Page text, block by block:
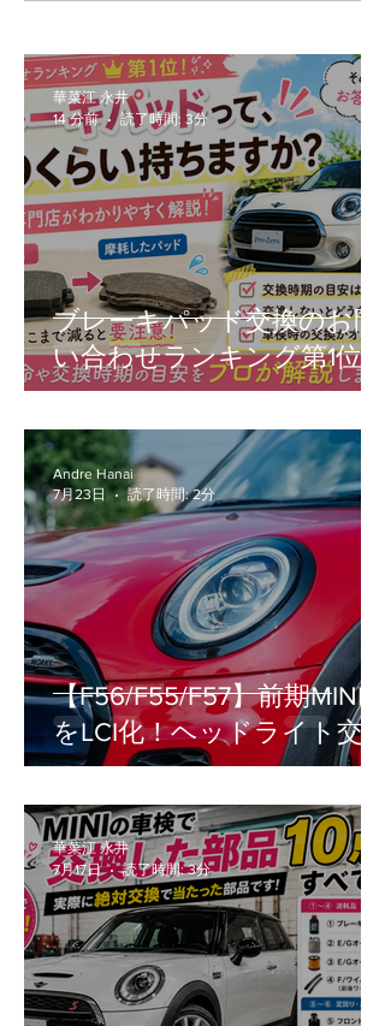
ご紹介！
ブレーキパッド交換のお問
い合わせランキング第1位！
華菜江 永井
14 分前
読了時間: 3分
【F56/F55/F57】前期MINI
をLCI化！ヘッドライト交換
の疑問（車検・工賃・設
定）を徹底解説
Andre Hanai
7月23日
読了時間: 2分
華菜江 永井
7月17日
読了時間: 3分